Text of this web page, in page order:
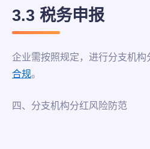
3.3 税务申报
企业需按照规定，进行分支机构
合规。
四、分支机构分红风险防范